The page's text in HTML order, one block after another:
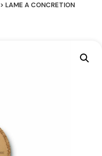
> LAME A CONCRETION